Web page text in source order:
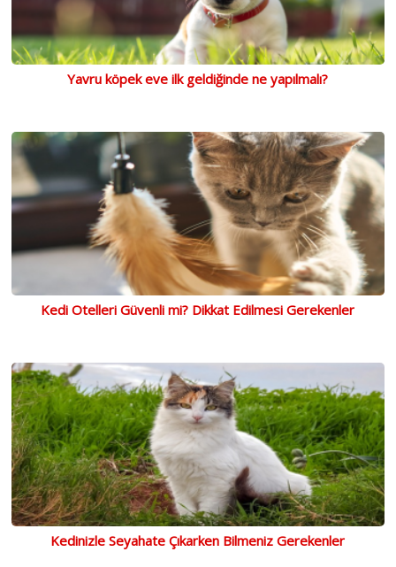
Yavru köpek eve ilk geldiğinde ne yapılmalı?
Kedi Otelleri Güvenli mi? Dikkat Edilmesi Gerekenler
Kedinizle Seyahate Çıkarken Bilmeniz Gerekenler